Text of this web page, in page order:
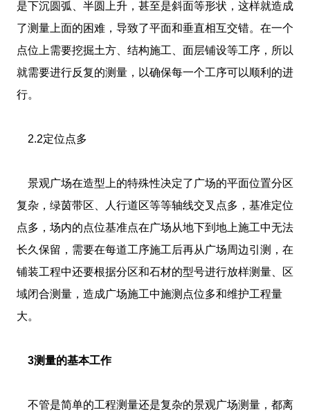
是下沉圆弧、半圆上升，甚至是斜面等形状，这样就造成
了测量上面的困难，导致了平面和垂直相互交错。在一个
点位上需要挖掘土方、结构施工、面层铺设等工序，所以
就需要进行反复的测量，以确保每一个工序可以顺利的进
行。
2.2定位点多
景观广场在造型上的特殊性决定了广场的平面位置分区
复杂，绿茵带区、人行道区等等轴线交叉点多，基准定位
点多，场内的点位基准点在广场从地下到地上施工中无法
长久保留，需要在每道工序施工后再从广场周边引测，在
铺装工程中还要根据分区和石材的型号进行放样测量、区
域闭合测量，造成广场施工中施测点位多和维护工程量
大。
3测量的基本工作
不管是简单的工程测量还是复杂的景观广场测量，都离